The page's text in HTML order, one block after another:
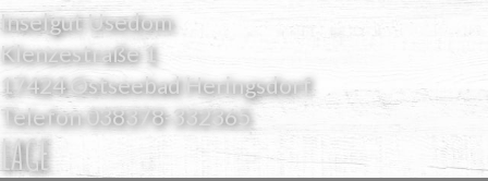
Inselgut Usedom
Klenzestraße 1
17424 Ostseebad Heringsdorf
Telefon038378-332365
LAGE